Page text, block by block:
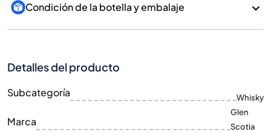
Condición de la botella y embalaje
Detalles del producto
Subcategoría Whisky
Marca
Glen
Scotia